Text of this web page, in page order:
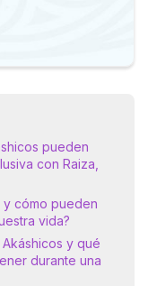
pueden
con Raiza,
y cómo pueden
vida?
y qué
durante una